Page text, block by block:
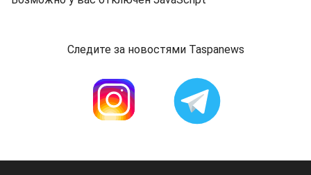
Следите за новостями Taspanews